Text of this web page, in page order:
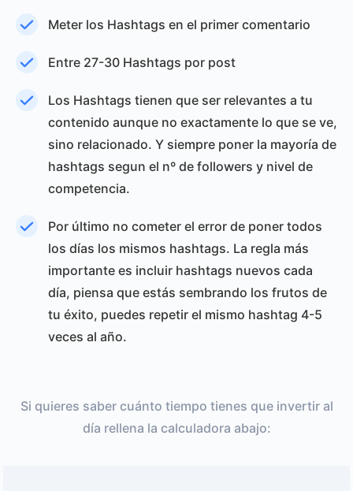
Meter los Hashtags en el primer comentario
Entre 27-30 Hashtags por post
Los Hashtags tienen que ser relevantes a tu
contenido aunque no exactamente lo que se ve,
sino relacionado. Y siempre poner la mayoría de
hashtags segun el nº de followers y nivel de
competencia.
Por último no cometer el error de poner todos
los días los mismos hashtags. La regla más
importante es incluir hashtags nuevos cada
día, piensa que estás sembrando los frutos de
tu éxito, puedes repetir el mismo hashtag 4-5
veces al año.
Si quieres saber cuánto tiempo tienes que invertir al
día rellena la calculadora abajo: